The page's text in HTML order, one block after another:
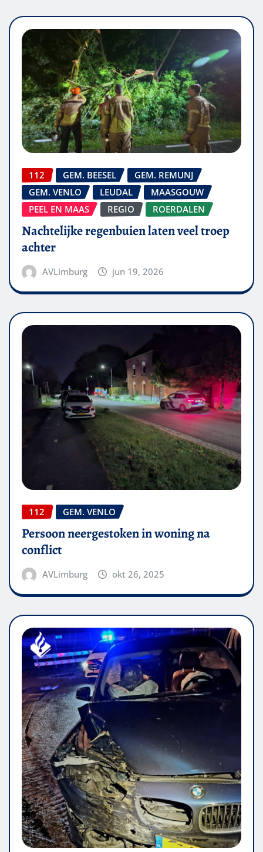
112 GEM. BEESEL
GEM. REMUNJ
GEM. VENLO
LEUDAL
MAASGOUW
PEEL EN MAAS
REGIO ROERDALEN
Nachtelijke regenbuien laten veel troep
achter
AVLimburg jun 19, 2026
112 GEM. VENLO
Persoon neergestoken in woning na
conflict
AVLimburg okt 26, 2025